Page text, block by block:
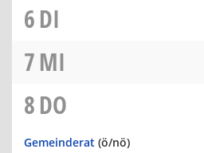
6DI
7MI
8DO
Gemeinderat (ö/nö)